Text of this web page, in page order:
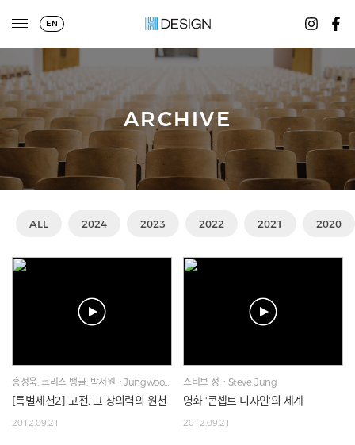
EN
ARCHIVE
ALL 2024 2023 2022 2021 2020
홍정욱, 크리스 뱅글, 박서원ㆍJungwook Hong, Chris Banglem Seowon Park
[특별세션2] 고전, 그 창의력의 원천
2012.09.21
스티브 정ㆍSteve Jung
영화 '콘셉트 디자인'의 세계
2012.09.21